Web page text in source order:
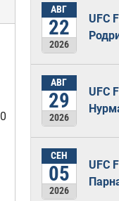
АВГ
22
2026
UFC
АВГ
29
2026
UFC
СЕН
05
2026
UFC